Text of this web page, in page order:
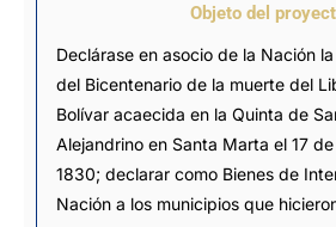
Objeto del
Declárase en asocio de la Nación
del Bicentenario de la muerte del
Bolívar acaecida en la Quinta de
Alejandrino en Santa Marta el 17
1830; declarar como Bienes de
Nación a los municipios que